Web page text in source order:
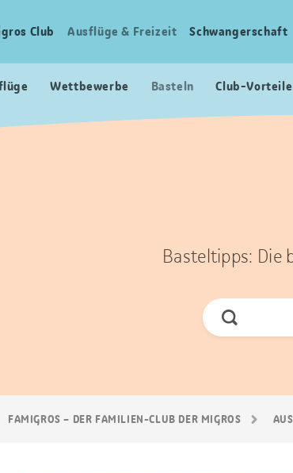
Club Ausflüge & Freizeit Schwangerschaft
Wettbewerbe Basteln Club-Vorteile
Basteltipps: Die
Jetzt
FAMIGROS – DER FAMILIEN-CLUB DER MIGROS